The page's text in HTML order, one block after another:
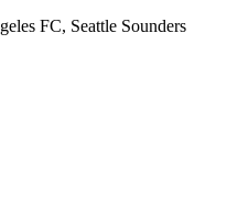
FC, Seattle Sounders